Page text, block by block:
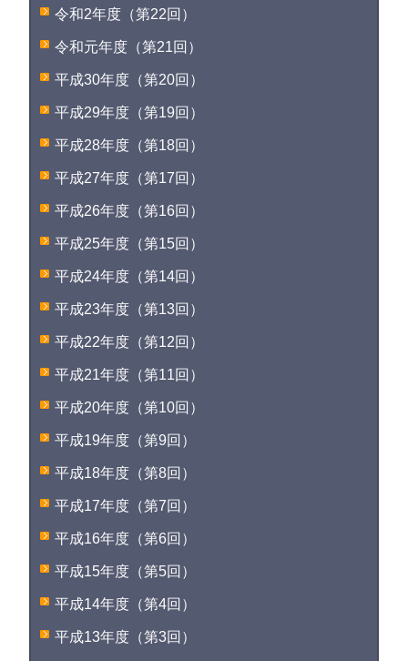
令和2年度（第22回）
令和元年度（第21回）
平成30年度（第20回）
平成29年度（第19回）
平成28年度（第18回）
平成27年度（第17回）
平成26年度（第16回）
平成25年度（第15回）
平成24年度（第14回）
平成23年度（第13回）
平成22年度（第12回）
平成21年度（第11回）
平成20年度（第10回）
平成19年度（第9回）
平成18年度（第8回）
平成17年度（第7回）
平成16年度（第6回）
平成15年度（第5回）
平成14年度（第4回）
平成13年度（第3回）